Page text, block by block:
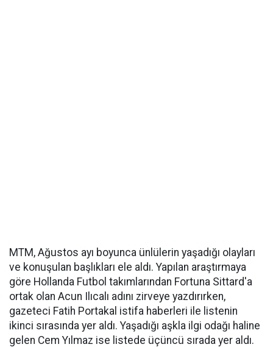
MTM, Ağustos ayı boyunca ünlülerin yaşadığı olayları
ve konuşulan başlıkları ele aldı. Yapılan araştırmaya
göre Hollanda Futbol takımlarından Fortuna Sittard'a
ortak olan Acun Ilıcalı adını zirveye yazdırırken,
gazeteci Fatih Portakal istifa haberleri ile listenin
ikinci sırasında yer aldı. Yaşadığı aşkla ilgi odağı haline
gelen Cem Yılmaz ise listede üçüncü sırada yer aldı.